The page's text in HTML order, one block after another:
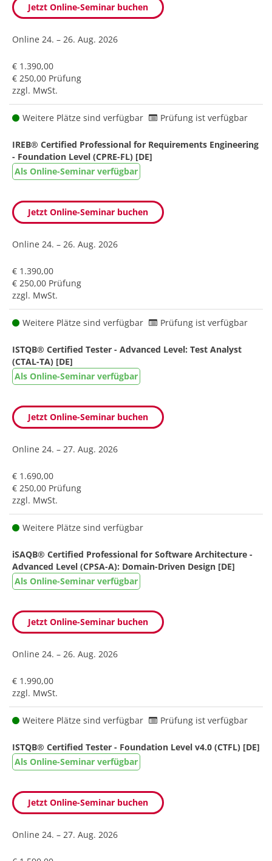
Jetzt Online-Seminar buchen
Online 24. – 26. Aug. 2026
€ 1.390,00
€ 250,00 Prüfung
zzgl. MwSt.
Weitere Plätze sind verfügbar Prüfung ist verfügbar
IREB® Certified Professional for Requirements Engineering
- Foundation Level (CPRE-FL) [DE]
Als Online-Seminar verfügbar
Jetzt Online-Seminar buchen
Online 24. – 26. Aug. 2026
€ 1.390,00
€ 250,00 Prüfung
zzgl. MwSt.
Weitere Plätze sind verfügbar Prüfung ist verfügbar
ISTQB® Certified Tester - Advanced Level: Test Analyst
(CTAL-TA) [DE]
Als Online-Seminar verfügbar
Jetzt Online-Seminar buchen
Online 24. – 27. Aug. 2026
€ 1.690,00
€ 250,00 Prüfung
zzgl. MwSt.
Weitere Plätze sind verfügbar
iSAQB® Certified Professional for Software Architecture -
Advanced Level (CPSA-A): Domain-Driven Design [DE]
Als Online-Seminar verfügbar
Jetzt Online-Seminar buchen
Online 24. – 26. Aug. 2026
€ 1.990,00
zzgl. MwSt.
Weitere Plätze sind verfügbar Prüfung ist verfügbar
ISTQB® Certified Tester - Foundation Level v4.0 (CTFL) [DE]
Als Online-Seminar verfügbar
Jetzt Online-Seminar buchen
Online 24. – 27. Aug. 2026